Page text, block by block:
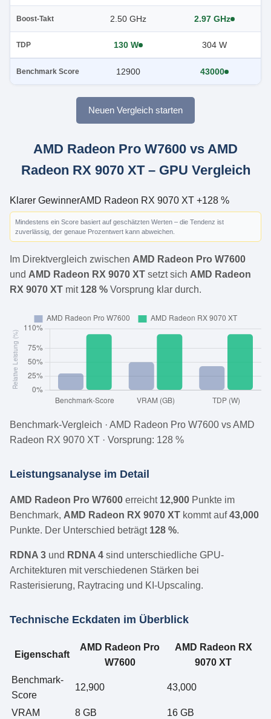
Boost-Takt 2.50 GHz 2.97 GHz
TDP 130 W 304 W
Benchmark Score 12900 43000
Neuen Vergleich starten
AMD Radeon Pro W7600 vs AMD
Radeon RX 9070 XT – GPU Vergleich
Klarer GewinnerAMD Radeon RX 9070 XT +128 %
Mindestens ein Score basiert auf geschätzten Werten – die Tendenz ist
zuverlässig, der genaue Prozentwert kann abweichen.
Im Direktvergleich zwischen AMD Radeon Pro W7600
und AMD Radeon RX 9070 XT setzt sich AMD Radeon
RX 9070 XT mit 128 % Vorsprung klar durch.
Benchmark-Vergleich · AMD Radeon Pro W7600 vs AMD
Radeon RX 9070 XT · Vorsprung: 128 %
Leistungsanalyse im Detail
AMD Radeon Pro W7600 erreicht 12,900 Punkte im
Benchmark, AMD Radeon RX 9070 XT kommt auf43,000
Punkte. Der Unterschied beträgt 128 %.
RDNA 3 und RDNA 4 sind unterschiedliche GPU-
Architekturen mit verschiedenen Stärken bei
Rasterisierung, Raytracing und KI-Upscaling.
Technische Eckdaten im Überblick
Eigenschaft
AMD Radeon Pro
W7600
AMD Radeon RX
9070 XT
Benchmark-
Score
12,900 43,000
VRAM 8 GB
16 GB